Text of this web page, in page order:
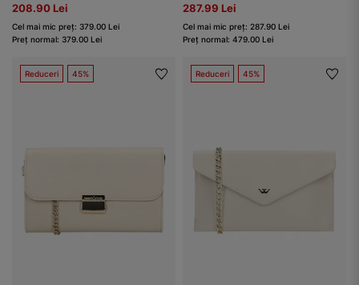
208.90 Lei
Cel mai mic preț: 379.00 Lei
Preț normal: 379.00 Lei
287.99 Lei
Cel mai mic preț: 287.90 Lei
Preț normal: 479.00 Lei
Reduceri 45% Reduceri 45%